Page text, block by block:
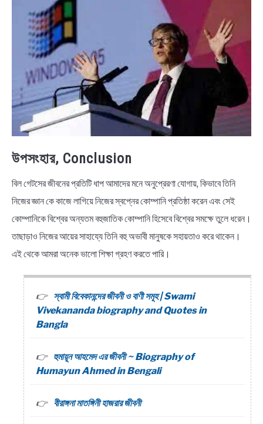
উপসংহার, Conclusion
বিল গেটসের জীবনের প্রতিটি ধাপ আমাদের মনে অনুপ্রেরণা যোগায়, কিভাবে তিনি
নিজের জ্ঞান কে কাজে লাগিয়ে নিজের স্বপ্নের কোম্পানি প্রতিষ্ঠা করেন এবং সেই
কোম্পানিকে বিশ্বের অন্যতম বহুজাতিক কোম্পানি হিসেবে বিশ্বের সমক্ষে তুলে ধরেন।
তাছাড়াও নিজের আয়ের সাহায্যে তিনি বহু অভাবী মানুষকে সহায়তাও করে থাকেন।
এই থেকে আমরা অনেক ভালো শিক্ষা গ্রহণ করতে পারি।
স্বামী বিবেকানন্দের জীবনী ও বাণী সমূহ | Swami
Vivekananda biography and Quotes in
Bangla
হুমায়ূন আহমেদ এর জীবনী ~ Biography of
Humayun Ahmed in Bengali
বীরাঙ্গনা মাতঙ্গিনী হাজরার জীবনী